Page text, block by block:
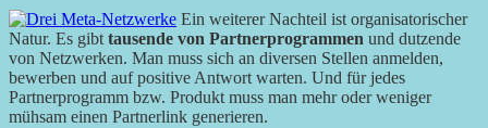
Ein weiterer Nachteil ist organisatorischer
Natur. Es gibt tausende von Partnerprogrammen und dutzende
von Netzwerken. Man muss sich an diversen Stellen anmelden,
bewerben und auf positive Antwort warten. Und für jedes
Partnerprogramm bzw. Produkt muss man mehr oder weniger
mühsam einen Partnerlink generieren.